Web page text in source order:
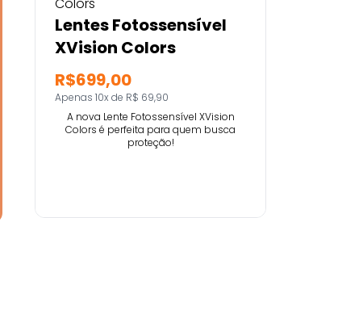
Lentes Fotossensível
XVision Colors
R$699,00
Apenas 10x de R$ 69,90
A nova Lente Fotossensível XVision
Colors é perfeita para quem busca
proteção!